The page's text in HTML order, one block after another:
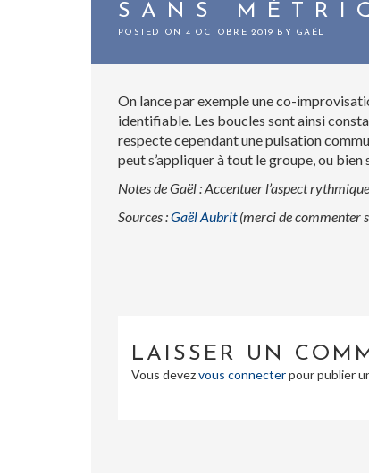
SANS
POSTED ON 4 OCTOBRE 2019 BY GAËL
On lance par exemple une co-
identifiable. Les boucles sont ainsi
respecte cependant une pulsation
peut s’appliquer à tout le groupe, ou bien
Notes de Gaël : Accentuer l’aspect
Sources :Gaël Aubrit(merci de commenter
LAISSER UN
Vous devezvous connecterpour publier